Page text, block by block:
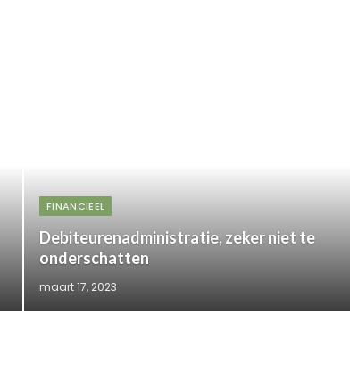
FINANCIEEL
Debiteurenadministratie, zeker niet te
onderschatten
maart 17, 2023